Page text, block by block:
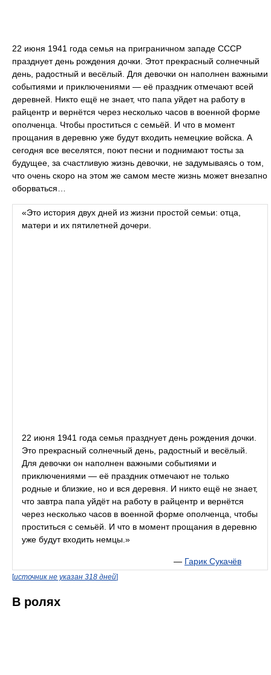
22 июня 1941 года семья на приграничном западе СССР
празднует день рождения дочки. Этот прекрасный солнечный
день, радостный и весёлый. Для девочки он наполнен важными
событиями и приключениями — её праздник отмечают всей
деревней. Никто ещё не знает, что папа уйдет на работу в
райцентр и вернётся через несколько часов в военной форме
ополченца. Чтобы проститься с семьёй. И что в момент
прощания в деревню уже будут входить немецкие войска. А
сегодня все веселятся, поют песни и поднимают тосты за
будущее, за счастливую жизнь девочки, не задумываясь о том,
что очень скоро на этом же самом месте жизнь может внезапно
оборваться…
«Это история двух дней из жизни простой семьи: отца,
матери и их пятилетней дочери.
22 июня 1941 года семья празднует день рождения дочки.
Это прекрасный солнечный день, радостный и весёлый.
Для девочки он наполнен важными событиями и
приключениями — её праздник отмечают не только
родные и близкие, но и вся деревня. И никто ещё не знает,
что завтра папа уйдёт на работу в райцентр и вернётся
через несколько часов в военной форме ополченца, чтобы
проститься с семьёй. И что в момент прощания в деревню
уже будут входить немцы.»
— Гарик Сукачёв
[источник не указан 318 дней]
В ролях